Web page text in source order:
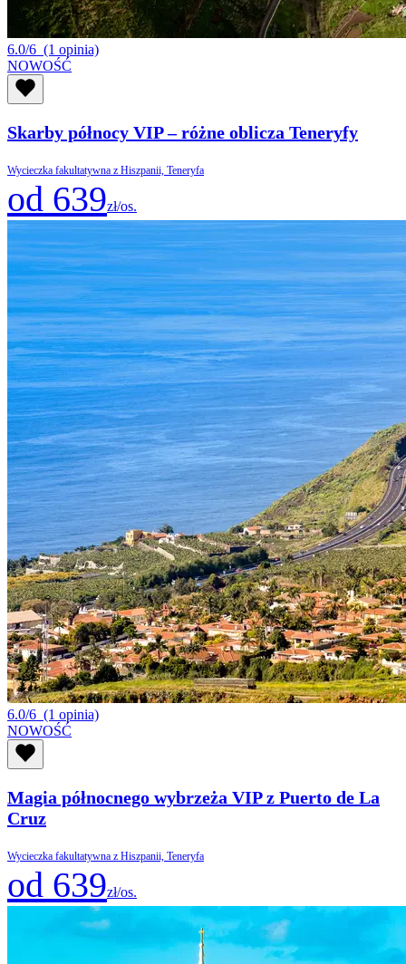
6.0/6 (1 opinia)
NOWOŚĆ
Skarby północy VIP – różne oblicza Teneryfy
Wycieczka fakultatywna z Hiszpanii, Teneryfa
od 639zł/os.
6.0/6 (1 opinia)
NOWOŚĆ
Magia północnego wybrzeża VIP z Puerto de La
Cruz
Wycieczka fakultatywna z Hiszpanii, Teneryfa
od 639zł/os.